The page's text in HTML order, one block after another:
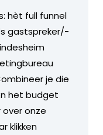
hèt full funnel
gastspreker/-
je die
het budget
onze
klikken